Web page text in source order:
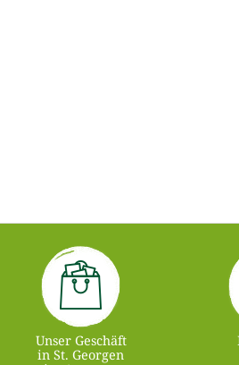
Unser Geschäft
in St. Georgen